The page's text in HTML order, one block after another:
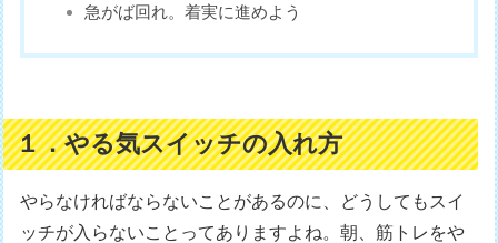
急がば回れ。着実に進めよう
１．やる気スイッチの入れ方
やらなければならないことがあるのに、どうしてもスイ
ッチが入らないことってありますよね。朝、筋トレをや